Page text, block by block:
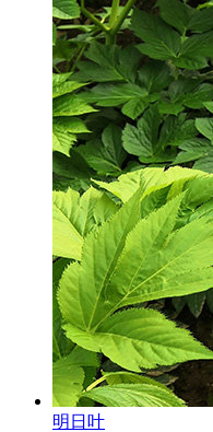
明日叶